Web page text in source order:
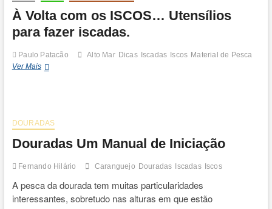
À Volta com os ISCOS… Utensílios
para fazer iscadas.
Paulo Patacão Alto Mar Dicas Iscadas Iscos Material de Pesca
Ver MaisÀ
Utensílios
para
fazer
DOURADAS
Douradas Um Manual de Iniciação
Fernando Hilário Caranguejo Douradas Iscadas Iscos
A pesca da dourada tem muitas particularidades
interessantes, sobretudo nas alturas em que estão